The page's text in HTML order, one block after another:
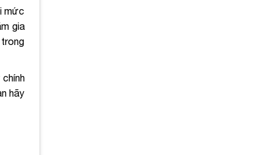
mức
gia
trong
hãy